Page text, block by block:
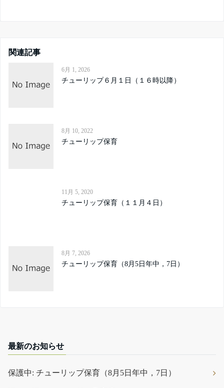
関連記事
6月 1, 2026
チューリップ６月１日（１６時以降）
8月 10, 2022
チューリップ保育
11月 5, 2020
チューリップ保育（１１月４日）
8月 7, 2026
チューリップ保育（8月5日年中，7日）
最新のお知らせ
保護中: チューリップ保育（8月5日年中，7日）